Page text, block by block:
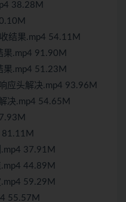
38.28M
结果.mp4 54.11M
果.mp4 91.90M
果.mp4 51.23M
应头解决.mp4 93.96M
决.mp4 54.65M
37.91M
44.89M
59.29M
55.57M